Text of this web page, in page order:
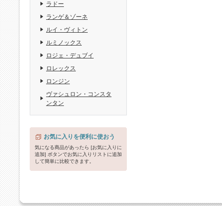
ラドー
ランゲ＆ゾーネ
ルイ・ヴィトン
ルミノックス
ロジェ・デュブイ
ロレックス
ロンジン
ヴァシュロン・コンスタ
ンタン
お気に入りを便利に使おう
気になる商品があったら [お気に入りに
追加] ボタンでお気に入りリストに追加
して簡単に比較できます。